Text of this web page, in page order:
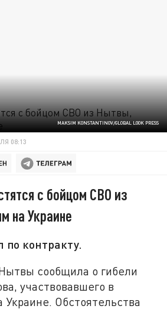
MAKSIM KONSTANTINOV/GLOBAL LOOK PRESS
08:13
с бойцом СВО из
на Украине
контракту.
сообщила о гибели
участвовавшего в
Обстоятельства